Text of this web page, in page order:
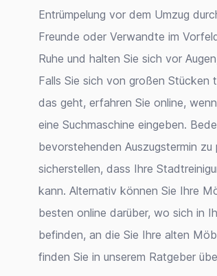
Entrümpelung vor dem Umzug
Freunde oder Verwandte im
Ruhe und halten Sie sich vor
Falls Sie sich von großen Stücken
das geht, erfahren Sie online,
eine Suchmaschine eingeben.
bevorstehenden Auszugstermin
sicherstellen, dass Ihre
kann. Alternativ können Sie Ihre
besten online darüber, wo sich in
befinden, an die Sie Ihre alten
finden Sie in unserem Ratgeber